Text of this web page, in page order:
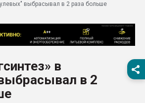
Всё, что касается
бутылок
Материал
вакуумного
выбрасывал в 2 раза больше
в
в 2